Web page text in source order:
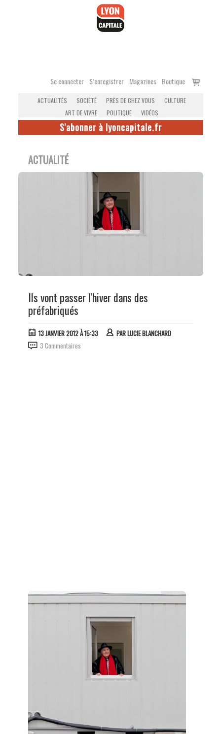
Se connecter S’enregistrer Magazines Boutique
Voir
ACTUALITÉS SOCIÉTÉ PRÈS DE CHEZ VOUS
CULTURE
ART DE VIVRE
POLITIQUE VIDÉOS
S'abonner à lyoncapitale.fr
ACTUALITÉ
Ils vont passer l'hiver dans des
préfabriqués
13 JANVIER 2012 À 15:33 PARLUCIE BLANCHARD
3 Commentaires